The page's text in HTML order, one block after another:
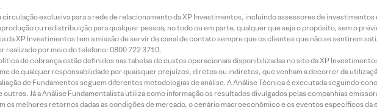
exclusiva para a rede de relacionamento da XP Investimentos, incluindo assessores de investimentos
ou redistribuição para qualquer pessoa, no todo ou em parte, qualquer que seja o propósito, sem o
da XP Investimentos tem a missão de servir de canal de contato sempre que os clientes que não se sentirem
realizado por meio do telefone: 0800 722 3710.
de cobrança estão definidos nas tabelas de custos operacionais disponibilizadas no site da XP
de qualquer responsabilidade por quaisquer prejuízos, diretos ou indiretos, que venham a decorrer da
de Fundamentos seguem diferentes metodologias de análise. A Análise Técnica é executada seguindo
Já a Análise Fundamentalista utiliza como informação os resultados divulgados pelas companhias
os melhores retornos dadas as condições de mercado, o cenário macroeconômico e os eventos específicos